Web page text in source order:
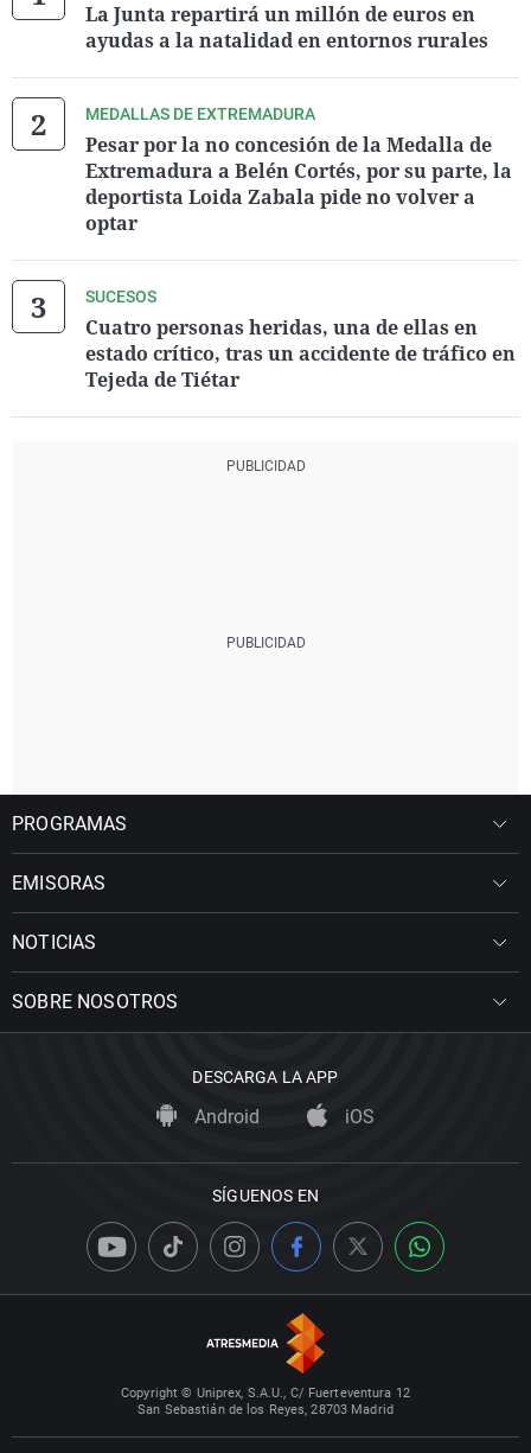
La Junta repartirá un millón de euros en
ayudas a la natalidad en entornos rurales
MEDALLAS DE EXTREMADURA
Pesar por la no concesión de la Medalla de
Extremadura a Belén Cortés, por su parte, la
deportista Loida Zabala pide no volver a
optar
SUCESOS
Cuatro personas heridas, una de ellas en
estado crítico, tras un accidente de tráfico en
Tejeda de Tiétar
PROGRAMAS
EMISORAS
NOTICIAS
SOBRE NOSOTROS
DESCARGA LA APP
Android iOS
SÍGUENOS EN
Copyright © Uniprex, S.A.U., C/ Fuerteventura 12
San Sebastián de los Reyes, 28703 Madrid